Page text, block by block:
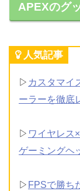
APEXのグ
人気記事
▷ カスタマイ
ーラーを徹底
▷ ワイヤレス
ゲーミングヘ
▷ FPSで勝ち